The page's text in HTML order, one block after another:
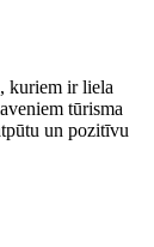
kuriem ir liela
tūrisma
un pozitīvu